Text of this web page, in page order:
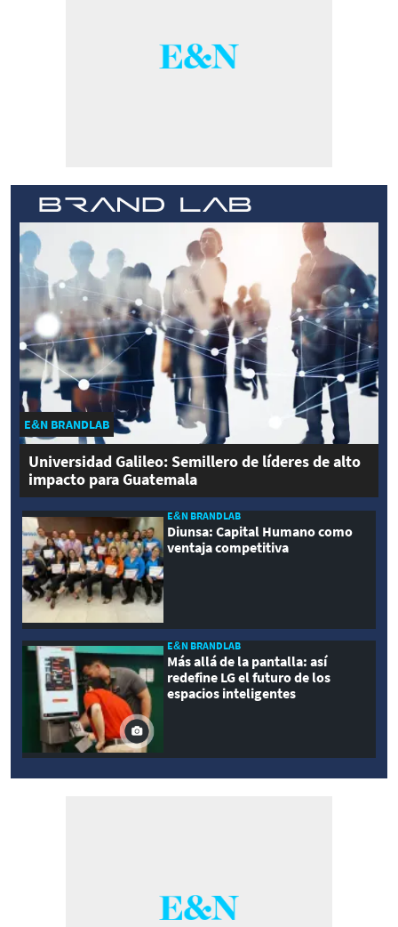
E&N BRANDLAB
Universidad Galileo: Semillero de líderes de alto
impacto para Guatemala
E&N BRANDLAB
Diunsa: Capital Humano como
ventaja competitiva
E&N BRANDLAB
Más allá de la pantalla: así
redefine LG el futuro de los
espacios inteligentes